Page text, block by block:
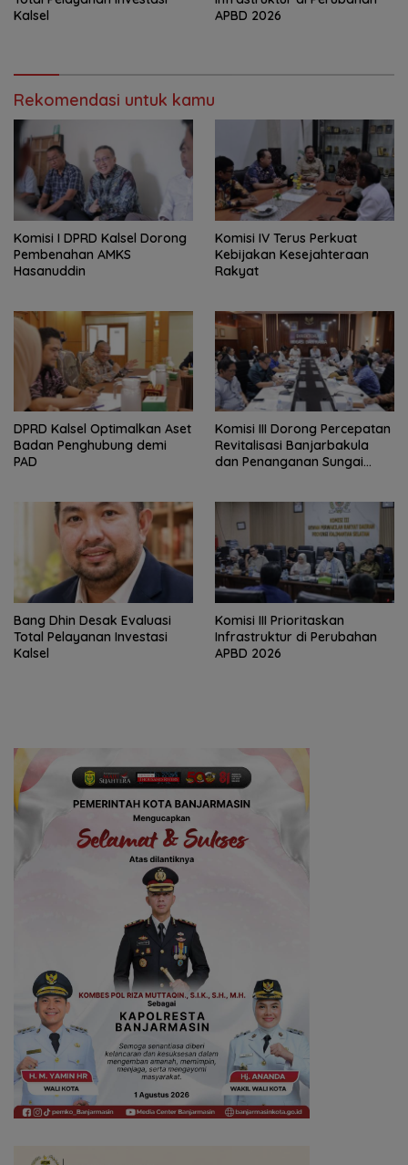
Kalsel
APBD 2026
Rekomendasi untuk kamu
Komisi I DPRD Kalsel Dorong
Pembenahan AMKS
Hasanuddin
Komisi IV Terus Perkuat
Kebijakan Kesejahteraan
Rakyat
‎DPRD Kalsel Optimalkan Aset
Badan Penghubung demi
PAD
‎Komisi III Dorong Percepatan
Revitalisasi Banjarbakula
dan Penanganan Sungai
‎Bang Dhin Desak Evaluasi
Total Pelayanan Investasi
Kalsel
‎Komisi III Prioritaskan
Infrastruktur di Perubahan
APBD 2026